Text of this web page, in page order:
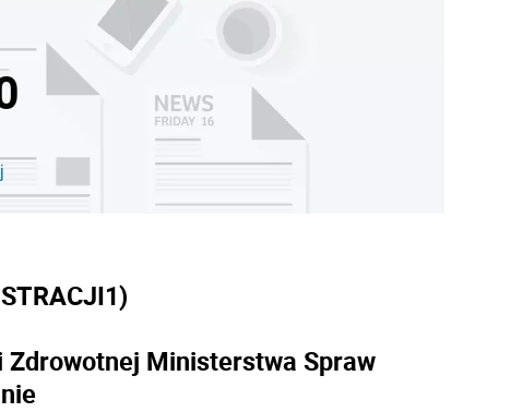
1)
Zdrowotnej Ministerstwa Spraw